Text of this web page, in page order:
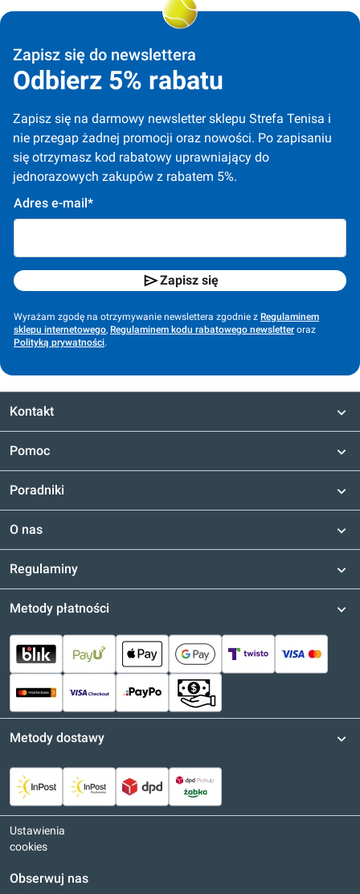
Zapisz się do newslettera
Odbierz 5% rabatu
Zapisz się na darmowy newsletter sklepu Strefa Tenisa i
nie przegap żadnej promocji oraz nowości. Po zapisaniu
się otrzymasz kod rabatowy uprawniający do
jednorazowych zakupów z rabatem 5%.
Adres e-mail*
Zapisz się
Wyrażam zgodę na otrzymywanie newslettera zgodnie z Regulaminem
sklepu internetowego, Regulaminem kodu rabatowego newsletter oraz
Polityką prywatności.
Kontakt
Pomoc
Poradniki
O nas
Regulaminy
Metody płatności
Metody dostawy
Ustawienia
cookies
Obserwuj nas